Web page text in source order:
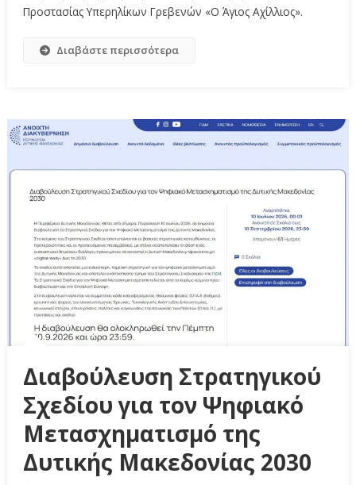
Προστασίας Υπερηλίκων Γρεβενών «Ο Άγιος Αχίλλιος».
Διαβάστε περισσότερα
Διαβούλευση Στρατηγικού
Σχεδίου για τον Ψηφιακό
Μετασχηματισμό της
Δυτικής Μακεδονίας 2030